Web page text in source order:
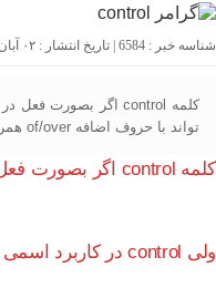
شناسه خبر : 6584 | تاریخ انتشار : ۰۲ آبان ۱۴۰۲ - ۸:۲۰ | 966 بازدید | تعداد دیدگاه :
تواند با حروف اضافه of/over همراه شود. It is usually the editor who […]
کلمه control اگر بصورت فعل در جمله بکار رود، حرف اضافه نمی گیرد.
ولی control در کاربرد اسمی می تواند با حروف اضافه of/over همراه شود.